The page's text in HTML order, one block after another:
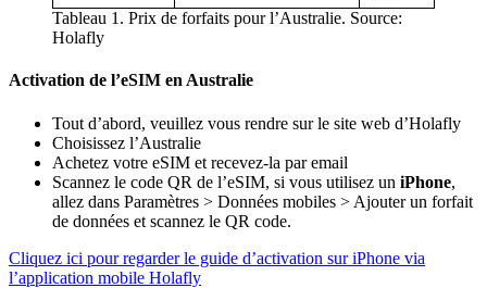
Tableau 1. Prix de forfaits pour l’Australie. Source:
Holafly
Activation de l’eSIM en Australie
Tout d’abord, veuillez vous rendre sur le site web d’Holafly
Choisissez l’Australie
Achetez votre eSIM et recevez-la par email
Scannez le code QR de l’eSIM, si vous utilisez un iPhone,
allez dans Paramètres > Données mobiles > Ajouter un forfait
de données et scannez le QR code.
Cliquez ici pour regarder le guide d’activation sur iPhone via
l’application mobile Holafly